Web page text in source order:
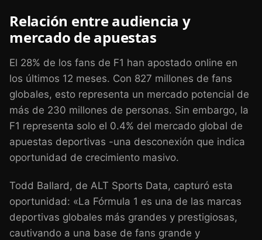
Relación entre audiencia y
mercado de apuestas
El 28% de los fans de F1 han apostado online en
los últimos 12 meses. Con 827 millones de fans
globales, esto representa un mercado potencial de
más de 230 millones de personas. Sin embargo, la
F1 representa solo el 0.4% del mercado global de
apuestas deportivas -una desconexión que indica
oportunidad de crecimiento masivo.
Todd Ballard, de ALT Sports Data, capturó esta
oportunidad: «La Fórmula 1 es una de las marcas
deportivas globales más grandes y prestigiosas,
cautivando a una base de fans grande y